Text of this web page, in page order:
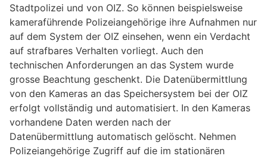
Stadtpolizei und von OIZ. So können beispielsweise
kameraführende Polizeiangehörige ihre Aufnahmen nur
auf dem System der OIZ einsehen, wenn ein Verdacht
auf strafbares Verhalten vorliegt. Auch den
technischen Anforderungen an das System wurde
grosse Beachtung geschenkt. Die Datenübermittlung
von den Kameras an das Speichersystem bei der OIZ
erfolgt vollständig und automatisiert. In den Kameras
vorhandene Daten werden nach der
Datenübermittlung automatisch gelöscht. Nehmen
Polizeiangehörige Zugriff auf die im stationären